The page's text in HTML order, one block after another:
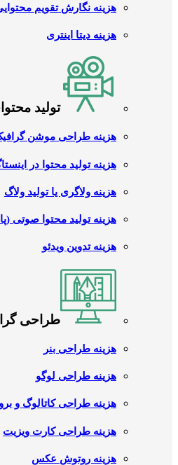
هزینه نگارش تقویم
هزینه دیتا اینتری
تولید
هزینه طراحی موشن
هزینه تولید محتوا در
هزینه ولاگری یا تولید ولاگ
هزینه تولید محتوا صوتی
هزینه تدوین ویدئو
طراحی
هزینه طراحی بنر
هزینه طراحی لوگو
هزینه طراحی کاتالوگ و
هزینه طراحی کارت ویزیت
هزینه روتوش عکس